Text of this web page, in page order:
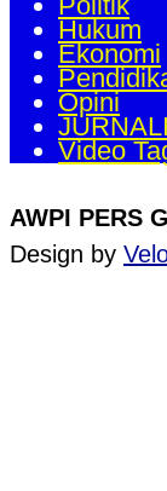
Hukum
Ekonomi
Opini
Video
AWPI PERS
Design by